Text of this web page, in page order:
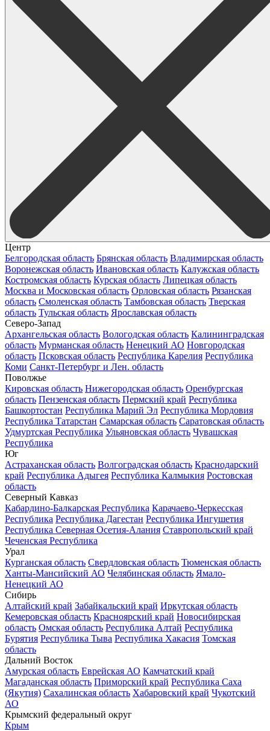
Центр
Белгородская область Брянская область Владимирская область
Воронежская область Ивановская область Калужская область
Костромская область Курская область Липецкая область
Москва и Московская область Орловская область Рязанская
область Смоленская область Тамбовская область Тверская
область Тульская область Ярославская область
Северо-Запад
Архангельская область Вологодская область Калининградская
область Мурманская область Ненецкий АО Новгородская
область Псковская область Республика Карелия Республика
Коми Санкт-Петербург и Лен. область
Поволжье
Кировская область Нижегородская область Оренбургская
область Пензенская область Пермский край Республика
Башкортостан Республика Марий Эл Республика Мордовия
Республика Татарстан Самарская область Саратовская область
Удмуртская Республика Ульяновская область Чувашская
Республика
Юг
Астраханская область Волгоградская область Краснодарский
край Республика Адыгея Республика Калмыкия Ростовская
область
Северный Кавказ
Кабардино-Балкарская Республика Карачаево-Черкесская
Республика Республика Дагестан Республика Ингушетия
Республика Северная Осетия-Алания Ставропольский край
Чеченская Республика
Урал
Курганская область Свердловская область Тюменская область
Ханты-Мансийский АО Челябинская область Ямало-
Ненецкий АО
Сибирь
Алтайский край Забайкальский край Иркутская область
Кемеровская область Красноярский край Новосибирская
область Омская область Республика Алтай Республика
Бурятия Республика Тыва Республика Хакасия Томская
область
Дальний Восток
Амурская область Еврейская АО Камчатский край
Магаданская область Приморский край Республика Саха
(Якутия) Сахалинская область Хабаровский край Чукотский
АО
Крымский федеральный округ
Крым